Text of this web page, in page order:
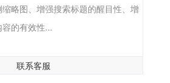
略图、增强搜索标题的醒目性、增
的有效性...
联系客服